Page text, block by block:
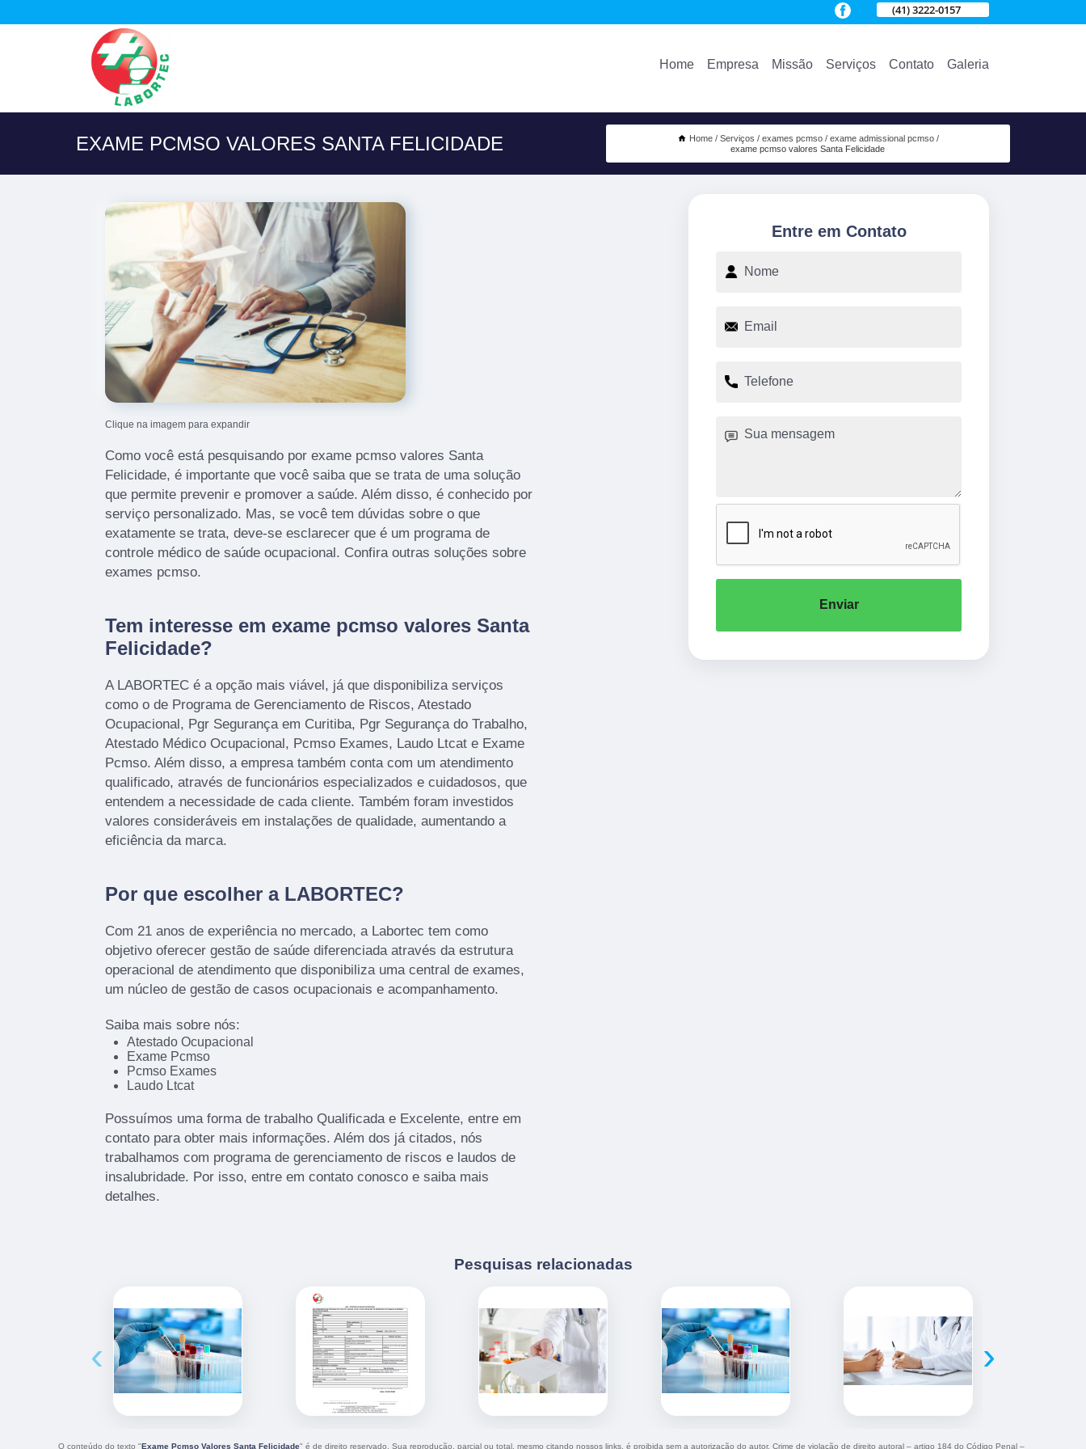
(41) 3222-0157
Home Empresa Missão Serviços Contato Galeria
EXAME PCMSO VALORES SANTA FELICIDADE Home Serviços exames pcmso
exame admissional pcmso
exame pcmso valores Santa Felicidade
Clique na imagem para expandir
Como você está pesquisando por exame pcmso valores Santa
Felicidade, é importante que você saiba que se trata de uma solução
que permite prevenir e promover a saúde. Além disso, é conhecido por
serviço personalizado. Mas, se você tem dúvidas sobre o que
exatamente se trata, deve-se esclarecer que é um programa de
controle médico de saúde ocupacional. Confira outras soluções sobre
exames pcmso.
Tem interesse em exame pcmso valores Santa
Felicidade?
A LABORTEC é a opção mais viável, já que disponibiliza serviços
como o de Programa de Gerenciamento de Riscos, Atestado
Ocupacional, Pgr Segurança em Curitiba, Pgr Segurança do Trabalho,
Atestado Médico Ocupacional, Pcmso Exames, Laudo Ltcat e Exame
Pcmso. Além disso, a empresa também conta com um atendimento
qualificado, através de funcionários especializados e cuidadosos, que
entendem a necessidade de cada cliente. Também foram investidos
valores consideráveis em instalações de qualidade, aumentando a
eficiência da marca.
Por que escolher a LABORTEC?
Com 21 anos de experiência no mercado, a Labortec tem como
objetivo oferecer gestão de saúde diferenciada através da estrutura
operacional de atendimento que disponibiliza uma central de exames,
um núcleo de gestão de casos ocupacionais e acompanhamento.
Saiba mais sobre nós:
Atestado Ocupacional
Exame Pcmso
Pcmso Exames
Laudo Ltcat
Possuímos uma forma de trabalho Qualificada e Excelente, entre em
contato para obter mais informações. Além dos já citados, nós
trabalhamos com programa de gerenciamento de riscos e laudos de
insalubridade. Por isso, entre em contato conosco e saiba mais
detalhes.
Entre em Contato
Enviar
Pesquisas relacionadas
‹ ›
O conteúdo do texto "Exame Pcmso Valores Santa Felicidade" é de direito reservado. Sua reprodução, parcial ou total, mesmo citando nossos links, é proibida sem a autorização do autor. Crime de violação de direito autoral – artigo 184 do Código Penal –